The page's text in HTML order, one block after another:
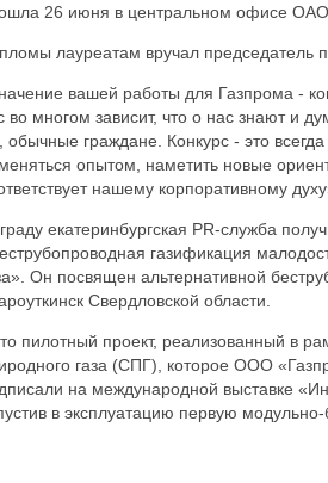
26 июня в центральном офисе ОАО
лауреатам вручал
вашей работы для Газпрома -
во многом зависит, что о нас знают и
обычные граждане. Конкурс - это
опытом, наметить новые
нашему корпоративному
екатеринбургская PR-служба
газификация
Он посвящен альтернативной
Свердловской области.
пилотный проект, реализованный в
газа (СПГ), которое ООО
на международной выставке
в эксплуатацию первую